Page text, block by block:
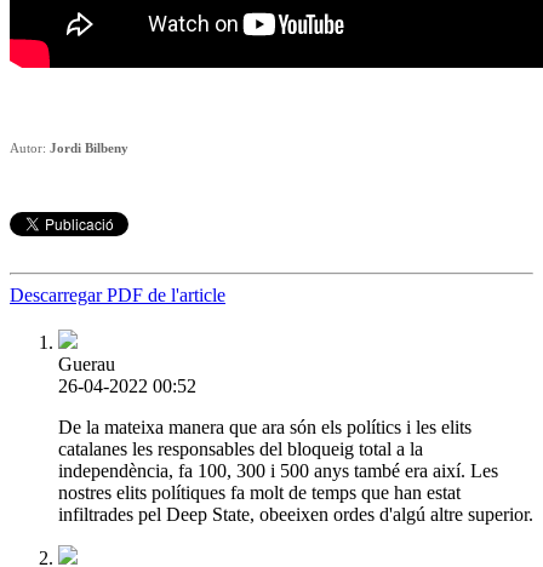
Autor: Jordi Bilbeny
Descarregar PDF de l'article
Guerau
26-04-2022 00:52
De la mateixa manera que ara són els polítics i les elits
catalanes les responsables del bloqueig total a la
independència, fa 100, 300 i 500 anys també era així. Les
nostres elits polítiques fa molt de temps que han estat
infiltrades pel Deep State, obeeixen ordes d'algú altre superior.